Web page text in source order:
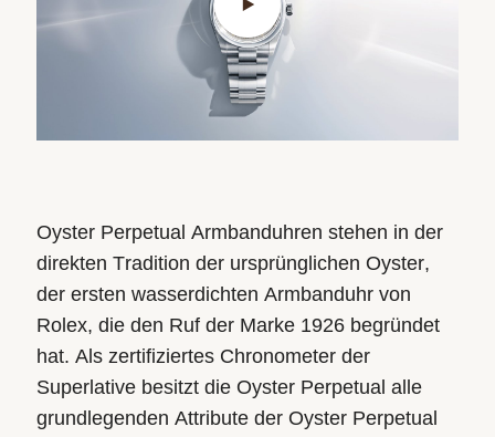
Oyster Perpetual Armbanduhren stehen in der
direkten Tradition der ursprünglichen Oyster,
der ersten wasserdichten Armbanduhr von
Rolex, die den Ruf der Marke 1926 begründet
hat. Als zertifiziertes Chronometer der
Superlative besitzt die Oyster Perpetual alle
grundlegenden Attribute der Oyster Perpetual